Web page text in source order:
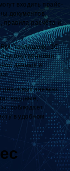
входить прайс-
документов,
правила расчёта и
таблицами, 1С,
внутренними
данных и
заявках.
вводные,
соблюдает
в удобном